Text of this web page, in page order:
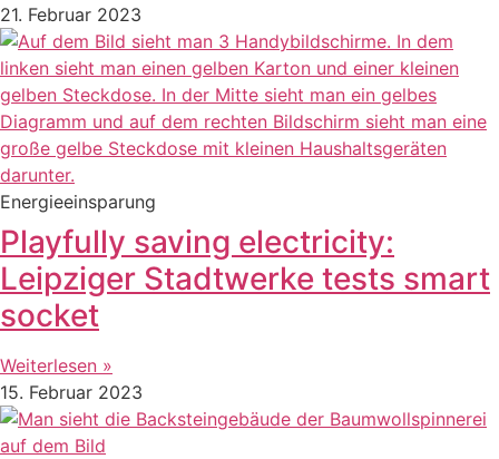
21. Februar 2023
Energieeinsparung
Playfully saving electricity:
Leipziger Stadtwerke tests smart
socket
Weiterlesen »
15. Februar 2023